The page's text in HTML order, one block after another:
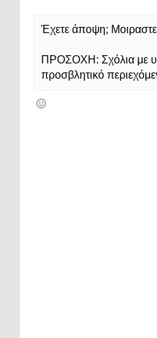
Έχετε άποψη;
ΠΡΟΣΟΧΗ: Σχόλια με
προσβλητικό